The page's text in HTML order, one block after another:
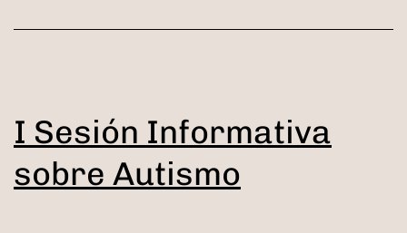
I Sesión Informativa
sobre Autismo